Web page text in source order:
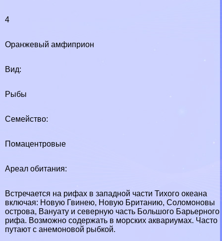
4
Оранжевый амфиприон
Вид:
Рыбы
Семейство:
Помацентровые
Ареал обитания:
Встречается на рифах в западной части Тихого океана
включая: Новую Гвинею, Новую Британию, Соломоновы
острова, Вануату и северную часть Большого Барьерного
рифа. Возможно содержать в морских аквариумах. Часто
путают с анемоновой рыбкой.